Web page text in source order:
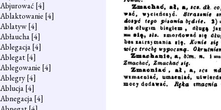
Abjurować [4]
Ablaktowanie [4]
Ablatyw[4]
Abłaucha[4]
Ablegacja[4]
Ablegat[4]
Ablegowanie [4]
Ablegry[4]
Ablucja[4]
Abnegacja[4]